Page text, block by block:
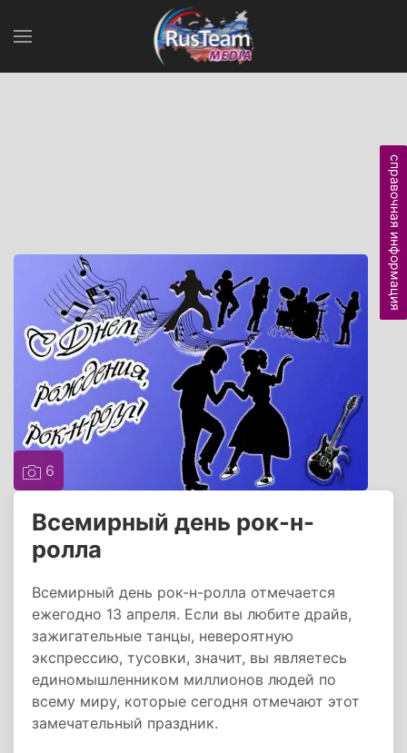
6
Всемирный день рок-н-
ролла
Всемирный день рок-н-ролла отмечается
ежегодно 13 апреля. Если вы любите драйв,
зажигательные танцы, невероятную
экспрессию, тусовки, значит, вы являетесь
единомышленником миллионов людей по
всему миру, которые сегодня отмечают этот
замечательный праздник.
справочная информация